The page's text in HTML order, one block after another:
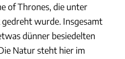
of Thrones, die unter
wurde. Insgesamt
dünner besiedelten
Natur steht hier im